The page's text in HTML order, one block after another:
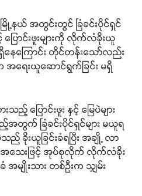
မြို့နယ် အတွင်းတွင် ခြံခင်းပိုင်ရှင်
ပြောင်းဖူးများကို လိုက်လံခိုးယူ
ေကြောင်း တိုင်တန်းသော်လည်း
အရေးယူဆောင်ရွက်ခြင်း မရှိ
ပြောင်းဖူး နှင့် မြေပဲများ
တွက် ခြံခင်းပိုင်ရှင်များ မယူရ
သည် ခိုးယူခြင်းခံရပြီး အချို့ လာ
အသေးဖြင့် အုပ်စုလိုက် လိုက်လံခိုး
အမျိုးသား တစ်ဦးက သျှမ်း